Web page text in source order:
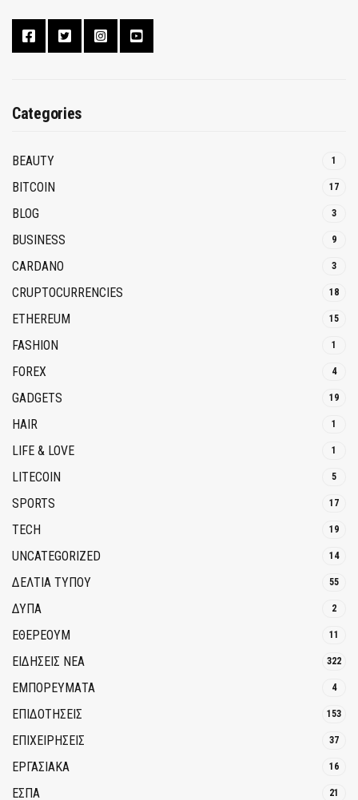
Categories
BEAUTY 1
BITCOIN 17
BLOG 3
BUSINESS 9
CARDANO 3
CRUPTOCURRENCIES 18
ETHEREUM 15
FASHION 1
FOREX 4
GADGETS 19
HAIR 1
LIFE & LOVE 1
LITECOIN 5
SPORTS 17
TECH 19
UNCATEGORIZED 14
ΔΕΛΤΙΑ ΤΥΠΟΥ 55
ΔΥΠΑ 2
ΕΘΈΡΕΟΥΜ 11
ΕΙΔΗΣΕΙΣ ΝΕΑ 322
ΕΜΠΟΡΕΥΜΑΤΑ 4
ΕΠΙΔΟΤΗΣΕΙΣ 153
ΕΠΙΧΕΙΡΗΣΕΙΣ 37
ΕΡΓΑΣΙΑΚΑ 16
ΕΣΠΑ 21